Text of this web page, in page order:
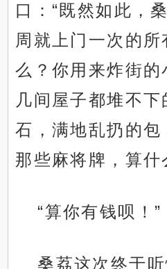
口：“既然如此，
周就上门一次的
么？你用来炸街
几间屋子都堆不
石，满地乱扔的包
那些麻将牌，算什
“算你有钱呗！”
桑荔这次终于